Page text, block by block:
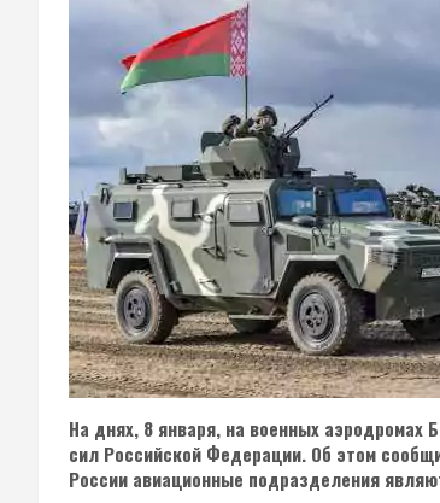
На днях, 8 января, на военных аэродромах
сил Российской Федерации. Об этом
России авиационные подразделения